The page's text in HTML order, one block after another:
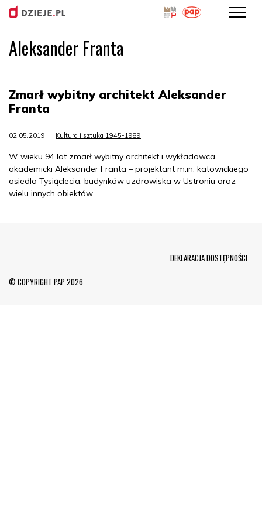
Aleksander Franta
Zmarł wybitny architekt Aleksander
Franta
02.05.2019 Kultura i sztuka 1945-1989
W wieku 94 lat zmarł wybitny architekt i wykładowca
akademicki Aleksander Franta – projektant m.in. katowickiego
osiedla Tysiąclecia, budynków uzdrowiska w Ustroniu oraz
wielu innych obiektów.
© COPYRIGHT PAP 2026
DEKLARACJA DOSTĘPNOŚCI